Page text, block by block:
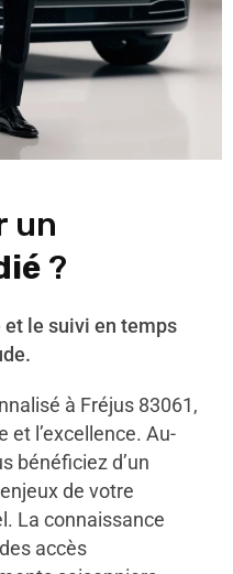
un
?
le suivi en temps
à Fréjus 83061,
et l’excellence. Au-
bénéficiez d’un
de votre
La connaissance
accès